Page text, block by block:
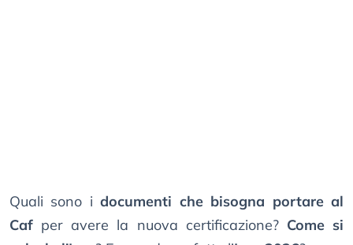
Quali sono idocumenti che bisogna portare al
Caf per avere la nuova certificazione? Come si